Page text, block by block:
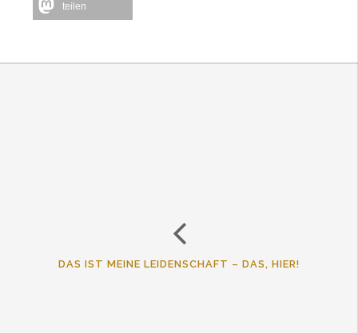
teilen
DAS IST MEINE LEIDENSCHAFT – DAS, HIER!